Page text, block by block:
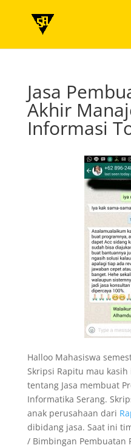
Jasa
Akhir
Informasi
Halloo Mahasiswa
Skripsi Rapitu mau
tentang Jasa membuat
Informatika Serang.
anak perusahaan dari
dibidang jasa. Saat ini
/ Bimbingan Pembuatan